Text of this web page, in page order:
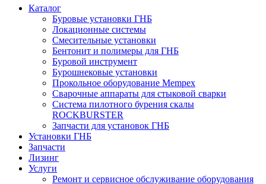
Каталог
Буровые установки ГНБ
Локационные системы
Смесительные установки
Бентонит и полимеры для ГНБ
Буровой инструмент
Бурошнековые установки
Прокольное оборудование Mempex
Сварочные аппараты для стыковой сварки
Система пилотного бурения скалы
ROCKBURSTER
Запчасти для установок ГНБ
Установки ГНБ
Запчасти
Лизинг
Услуги
Ремонт и сервисное обслуживание оборудования